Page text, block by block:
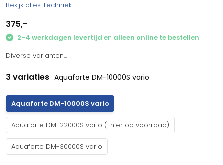
Bekijk alles Techniek
375,-
2-4 werkdagen levertijd en alleen online te bestellen
Diverse varianten...
3 variaties Aquaforte DM-10000S vario
Aquaforte DM-10000S vario
Aquaforte DM-22000S vario (1 hier op voorraad)
Aquaforte DM-30000S vario